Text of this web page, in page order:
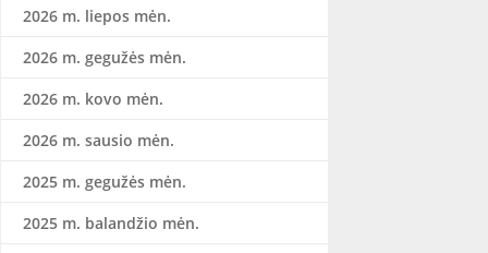
2026 m. liepos mėn.
2026 m. gegužės mėn.
2026 m. kovo mėn.
2026 m. sausio mėn.
2025 m. gegužės mėn.
2025 m. balandžio mėn.